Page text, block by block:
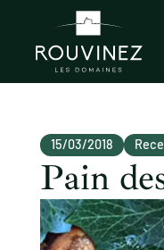
Pain
15/03/2018